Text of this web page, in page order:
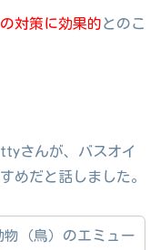
対策に効果的とのこ
さんが、バスオイ
めだと話しました。
（鳥）のエミュー